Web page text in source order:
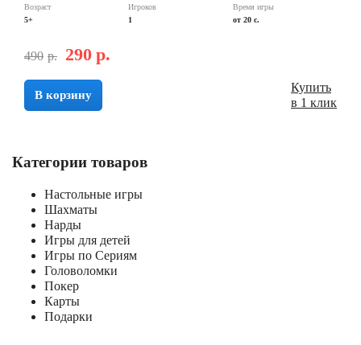
Возраст
5+
Игроков
1
Время игры
от 20 c.
490 р. 290 р.
В корзину
Купить
в 1 клик
Категории товаров
Настольные игры
Шахматы
Нарды
Игры для детей
Игры по Сериям
Головоломки
Покер
Карты
Подарки